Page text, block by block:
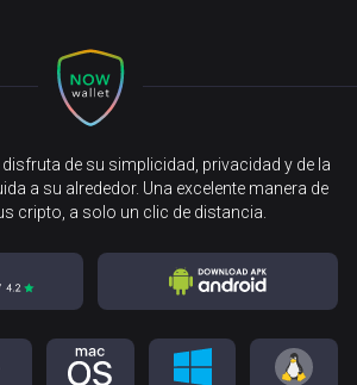
disfruta de su simplicidad, privacidad y de la
a su alrededor. Una excelente manera de
cripto, a solo un clic de distancia.